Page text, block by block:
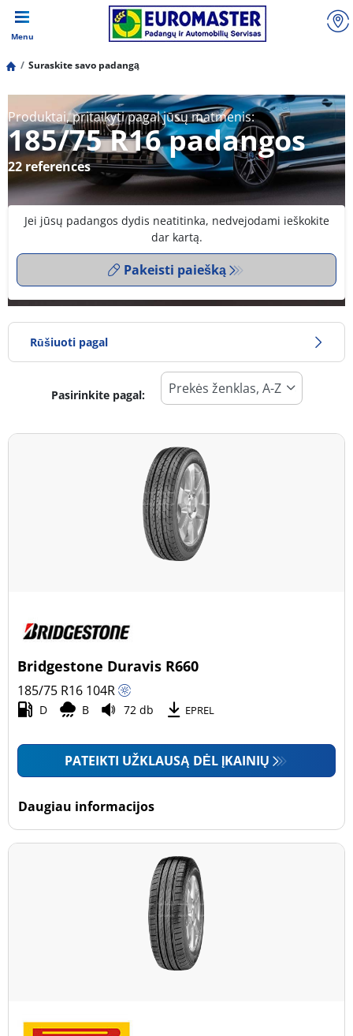
Menu
Suraskite savo padangą
Produktai, pritaikyti pagal jūsų matmenis:
185/75 R16 padangos
22 references
Jei jūsų padangos dydis neatitinka, nedvejodami ieškokite
dar kartą.
Pakeisti paiešką
Rūšiuoti pagal
Padangos tipas
Visi tipai (22)
Lengvasis automobilis (0)
Mažas sunkvežimis (21)
Motociklas (0)
Padanga sustiprintomis sienelėmis
Pasirinkite pagal:
Bridgestone Duravis R660
185/75 R16 104R
D B 72 db EPREL
PATEIKTI UŽKLAUSĄ DĖL ĮKAINIŲ
Daugiau informacijos